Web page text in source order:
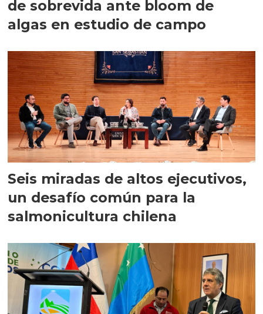
de sobrevida ante bloom de
algas en estudio de campo
Seis miradas de altos ejecutivos,
un desafío común para la
salmonicultura chilena